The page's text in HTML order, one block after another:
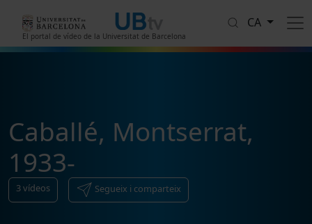
El portal de vídeo de la Universitat de Barcelona
CA
Caballé, Montserrat,
1933-
3vídeos Segueix i comparteix